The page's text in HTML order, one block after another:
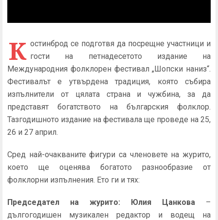
К остинброд се подготвя да посрещне участници и
гости на петнадесетото издание на
Международния фолклорен фестивал „Шопски наниз“.
Фестивалът е утвърдена традиция, която събира
изпълнители от цялата страна и чужбина, за да
представят богатството на българския фолклор.
Тазгодишното издание на фестивала ще проведе на 25,
26 и 27 април.
Сред най-очакваните фигури са членовете на журито,
което ще оценява богатото разнообразие от
фолклорни изпълнения. Ето ги и тях:
Председател на журито: Юлия Цанкова –
дългогодишен музикален редактор и водещ на